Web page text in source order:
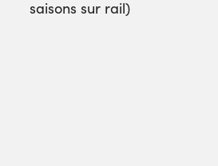
saisons sur rail)